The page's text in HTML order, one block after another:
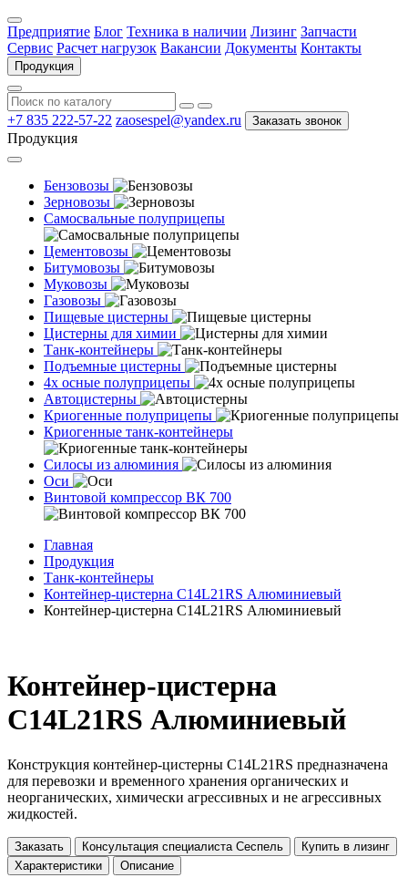
Предприятие Блог Техника в наличии Лизинг Запчасти
Сервис Расчет нагрузок Вакансии Документы Контакты
Продукция
+7 835 222-57-22 zaosespel@yandex.ru Заказать звонок
Продукция
Бензовозы
Зерновозы
Самосвальные полуприцепы
Цементовозы
Битумовозы
Муковозы
Газовозы
Пищевые цистерны
Цистерны для химии
Танк-контейнеры
Подъемные цистерны
4х осные полуприцепы
Автоцистерны
Криогенные полуприцепы
Криогенные танк-контейнеры
Силосы из алюминия
Оси
Винтовой компрессор ВК 700
Главная
Продукция
Танк-контейнеры
Контейнер-цистерна C14L21RS Алюминиевый
Контейнер-цистерна C14L21RS Алюминиевый
Контейнер-цистерна
C14L21RS Алюминиевый
Конструкция контейнер-цистерны C14L21RS предназначена
для перевозки и временного хранения органических и
неорганических, химически агрессивных и не агрессивных
жидкостей.
Заказать Консультация специалиста Сеспель
Купить в лизинг
Характеристики
Описание